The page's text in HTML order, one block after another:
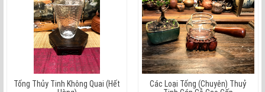
Tống Thủy Tinh Không Quai (hết
Các Loại Tống (chuyên) Thuỷ